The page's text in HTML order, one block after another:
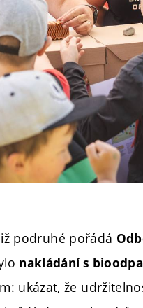
podruhé pořádá
nakládání s
ukázat, že